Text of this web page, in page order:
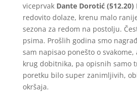
viceprvak Dante Dorotić (512.20)
redovito dolaze, krenu malo
sezona za redom na postolju.
psima. Prošlih godina smo
sam napisao ponešto o
krug dobitnika, pa opisnih samo
poretku bilo super zanimljivih,
okršaja.